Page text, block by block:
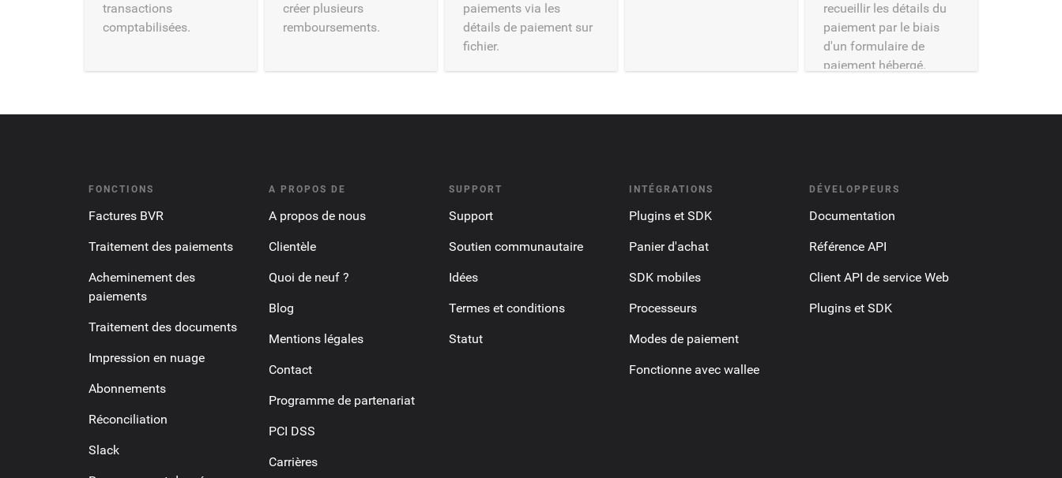
transactions
comptabilisées.
créer plusieurs
remboursements.
paiements via les
détails de paiement sur
fichier.
recueillir les détails du
paiement par le biais
d'un formulaire de
paiement hébergé.
FONCTIONS
Factures BVR
Traitement des paiements
Acheminement des
paiements
Traitement des documents
Impression en nuage
Abonnements
Réconciliation
Slack
A PROPOS DE
A propos de nous
Clientèle
Quoi de neuf ?
Blog
Mentions légales
Contact
Programme de partenariat
PCI DSS
Carrières
SUPPORT
Support
Soutien communautaire
Idées
Termes et conditions
Statut
INTÉGRATIONS
Plugins et SDK
Panier d'achat
SDK mobiles
Processeurs
Modes de paiement
Fonctionne avec wallee
DÉVELOPPEURS
Documentation
Référence API
Client API de service Web
Plugins et SDK